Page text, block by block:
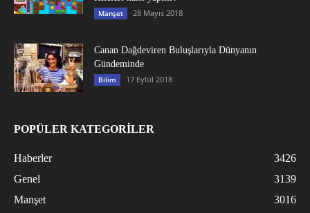
Manşet 28 Mayıs 2018
Canan Dağdeviren Buluşlarıyla Dünyanın
Gündeminde
Bilim 17 Eylül 2018
POPÜLER KATEGORİLER
Haberler
3426
Genel
3139
Manşet
3016